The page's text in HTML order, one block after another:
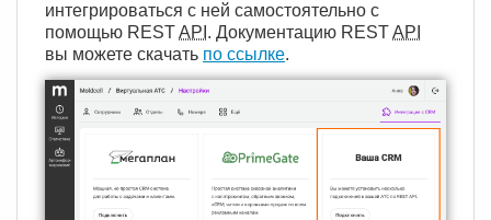
интегрироваться с ней самостоятельно с
помощью RESTAPI . Документацию RESTAPI
вы можете скачать по ссылке.